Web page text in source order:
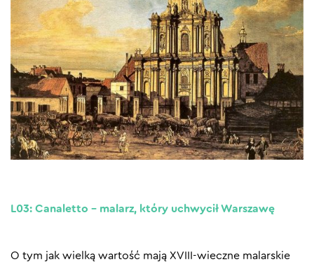
L03: Canaletto – malarz, który uchwycił Warszawę
O tym jak wielką wartość mają XVIII-wieczne malarskie